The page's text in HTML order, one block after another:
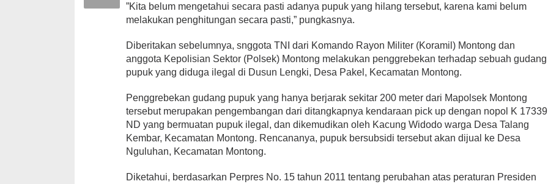
”Kita belum mengetahui secara pasti adanya pupuk yang hilang tersebut, karena kami belum
melakukan penghitungan secara pasti,” pungkasnya.
Diberitakan sebelumnya, snggota TNI dari Komando Rayon Militer (Koramil) Montong dan
anggota Kepolisian Sektor (Polsek) Montong melakukan penggrebekan terhadap sebuah gudang
pupuk yang diduga ilegal di Dusun Lengki, Desa Pakel, Kecamatan Montong.
Penggrebekan gudang pupuk yang hanya berjarak sekitar 200 meter dari Mapolsek Montong
tersebut merupakan pengembangan dari ditangkapnya kendaraan pick up dengan nopol K 17339
ND yang bermuatan pupuk ilegal, dan dikemudikan oleh Kacung Widodo warga Desa Talang
Kembar, Kecamatan Montong. Rencananya, pupuk bersubsidi tersebut akan dijual ke Desa
Nguluhan, Kecamatan Montong.
Diketahui, berdasarkan Perpres No. 15 tahun 2011 tentang perubahan atas peraturan Presiden